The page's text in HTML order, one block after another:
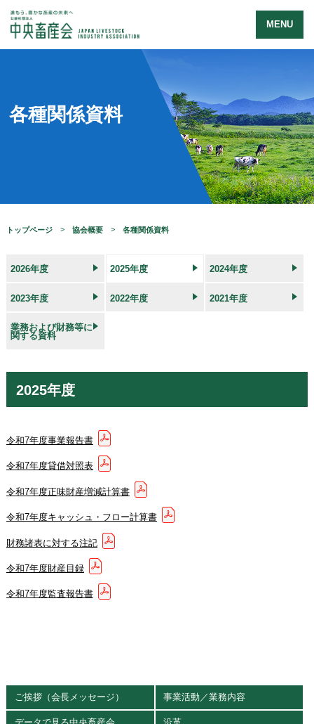
MENU
各種関係資料
トップページ 協会概要 各種関係資料
2026年度 2025年度 2024年度
2023年度 2022年度 2021年度
業務および財務等に
関する資料
2025年度
令和7年度事業報告書
令和7年度貸借対照表
令和7年度正味財産増減計算書
令和7年度キャッシュ・フロー計算書
財務諸表に対する注記
令和7年度財産目録
令和7年度監査報告書
ご挨拶（会長メッセージ） 事業活動／業務内容